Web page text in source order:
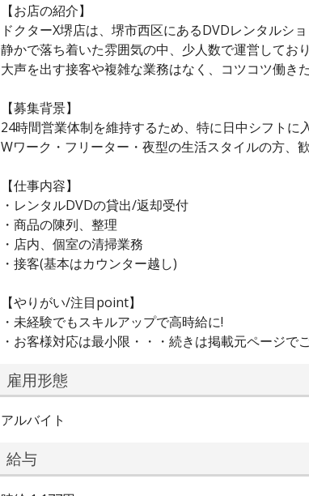
【お店の紹介】
ドクターX堺店は、堺市西区にあるDVDレンタルショ
静かで落ち着いた雰囲気の中、少人数で運営してお
大声を出す接客や複雑な業務はなく、コツコツ働き
【募集背景】
24時間営業体制を維持するため、特に日中シフトに
Wワーク・フリーター・夜型の生活スタイルの方、
【仕事内容】
・レンタルDVDの貸出/返却受付
・商品の陳列、整理
・店内、個室の清掃業務
・接客(基本はカウンター越し)
【やりがい/注目point】
・未経験でもスキルアップで高時給に!
・お客様対応は最小限・・・続きは掲載元ページで
雇用形態
アルバイト
給与